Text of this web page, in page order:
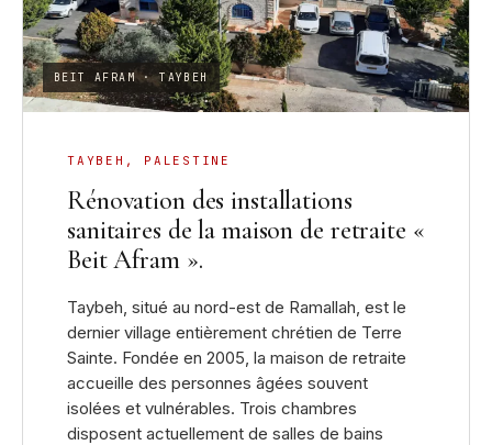
BEIT AFRAM · TAYBEH
TAYBEH, PALESTINE
Rénovation des installations
sanitaires de la maison de retraite «
Beit Afram ».
Taybeh, situé au nord-est de Ramallah, est le
dernier village entièrement chrétien de Terre
Sainte. Fondée en 2005, la maison de retraite
accueille des personnes âgées souvent
isolées et vulnérables. Trois chambres
disposent actuellement de salles de bains